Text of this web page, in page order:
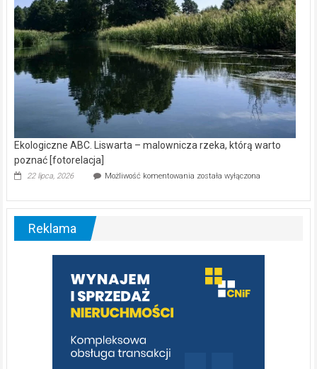
Ekologiczne ABC. Liswarta – malownicza rzeka, którą warto
poznać [fotorelacja]
22 lipca, 2026 Możliwość komentowania Ekologiczne
–
warto
[fotorelacja]
została wyłączona
Reklama